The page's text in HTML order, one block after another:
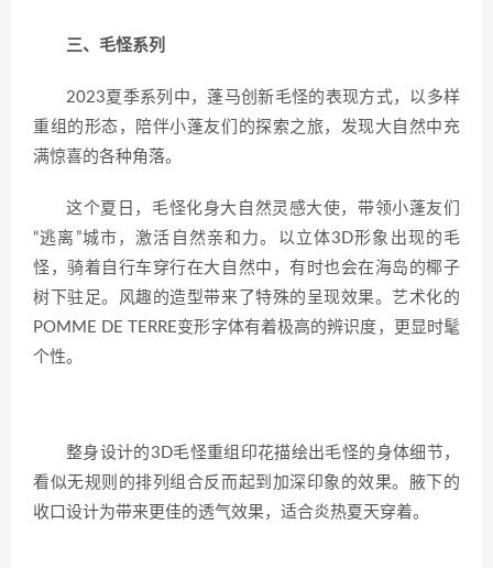
三、毛怪系列
2023夏季系列中，蓬马创新毛怪的表现方式，以多样
重组的形态，陪伴小蓬友们的探索之旅，发现大自然中充
满惊喜的各种角落。
这个夏日，毛怪化身大自然灵感大使，带领小蓬友们
“逃离”城市，激活自然亲和力。以立体3D形象出现的毛
怪，骑着自行车穿行在大自然中，有时也会在海岛的椰子
树下驻足。风趣的造型带来了特殊的呈现效果。艺术化的
POMME DE TERRE变形字体有着极高的辨识度，更显时髦
个性。
整身设计的3D毛怪重组印花描绘出毛怪的身体细节，
看似无规则的排列组合反而起到加深印象的效果。腋下的
收口设计为带来更佳的透气效果，适合炎热夏天穿着。